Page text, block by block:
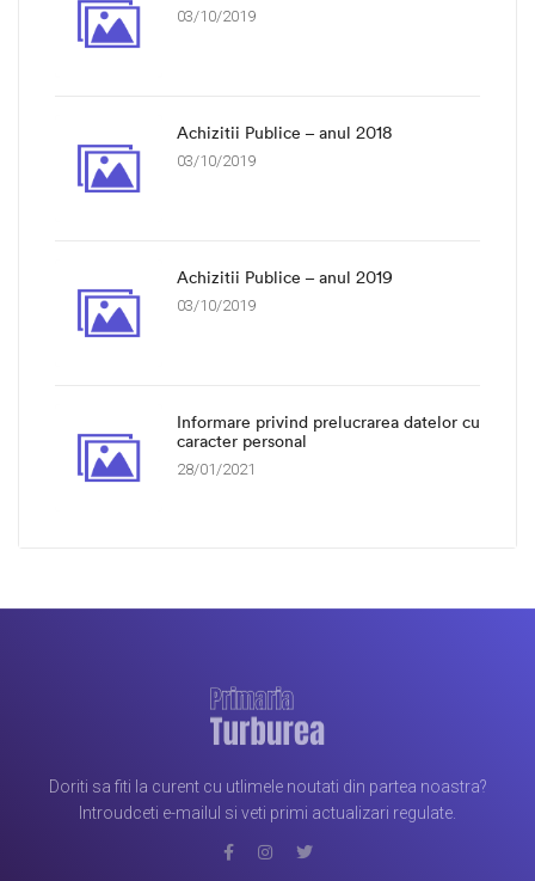
03/10/2019
Achizitii Publice – anul 2018
03/10/2019
Achizitii Publice – anul 2019
03/10/2019
Informare privind prelucrarea datelor cu
caracter personal
28/01/2021
Doriti sa fiti la curent cu utlimele noutati din partea noastra?
Introudceti e-mailul si veti primi actualizari regulate.